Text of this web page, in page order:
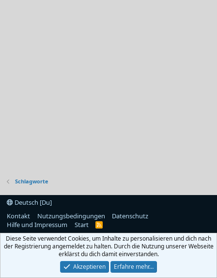
Schlagworte
Deutsch [Du]
Kontakt
Nutzungsbedingungen
Datenschutz
Hilfe und Impressum
Start
R
S
Diese Seite verwendet Cookies, um Inhalte zu personalisieren und dich nach
der Registrierung angemeldet zu halten. Durch die Nutzung unserer Webseite
erklärst du dich damit einverstanden.
Akzeptieren
Erfahre mehr…